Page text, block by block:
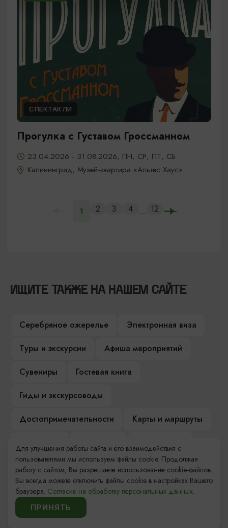
СПЕКТАКЛИ
Прогулка с Густавом Гроссманном
23.04.2026 - 31.08.2026, ПН, СР, ПТ, СБ
Калининград, Музей-квартира «Альтес Хаус»
1 2 3 4 ... 12
ИЩИТЕ ТАКЖЕ НА НАШЕМ САЙТЕ
Серебряное ожерелье
Электронная виза
Туры и экскурсии
Афиша мероприятий
Сувениры
Гостевая книга
Гиды и экскурсоводы
Достопримечательности
Карты и маршруты
Компас Балтийской кухни
Настоящий Калининградец
Музеи
Для улучшения работы сайта и его взаимодействия с
пользователями мы используем файлы cookie. Продолжая
работу с сайтом, Вы разрешаете использование cookie-файлов.
Вы всегда можете отключить файлы cookie в настройках Вашего
браузера. Согласие на обработку персональных данных.
ПРИНЯТЬ